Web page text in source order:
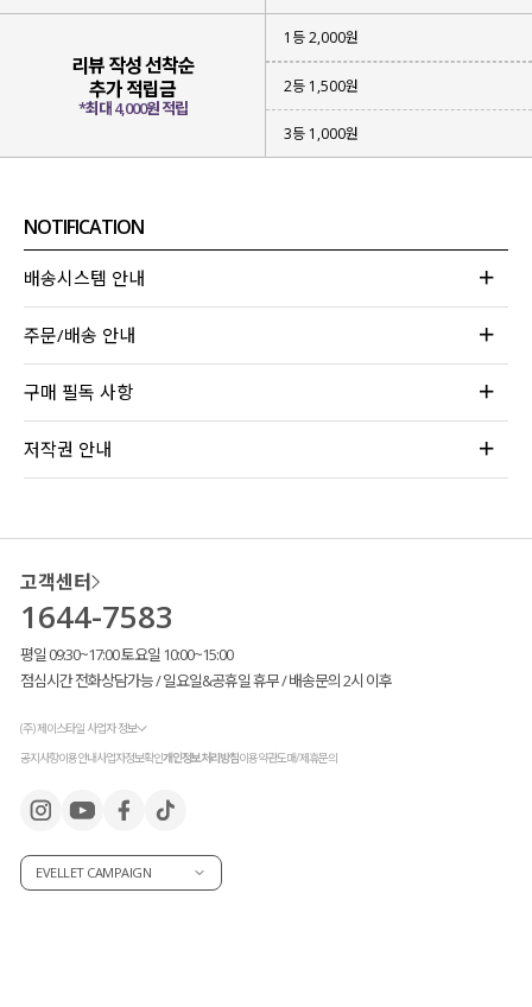
리뷰 작성 선착순
추가 적립금
*최대 4,000원 적립
1등 2,000원
2등 1,500원
3등 1,000원
NOTIFICATION
배송시스템 안내
주문/배송 안내
구매 필독 사항
저작권 안내
고객센터
1644-7583
평일 09:30~17:00 토요일 10:00~15:00
점심시간 전화상담가능 / 일요일&공휴일 휴무 / 배송문의 2시 이후
(주) 제이스타일 사업자 정보
공지사항이용안내사업자정보확인개인정보처리방침이용약관도매/제휴문의
EVELLET CAMPAIGN